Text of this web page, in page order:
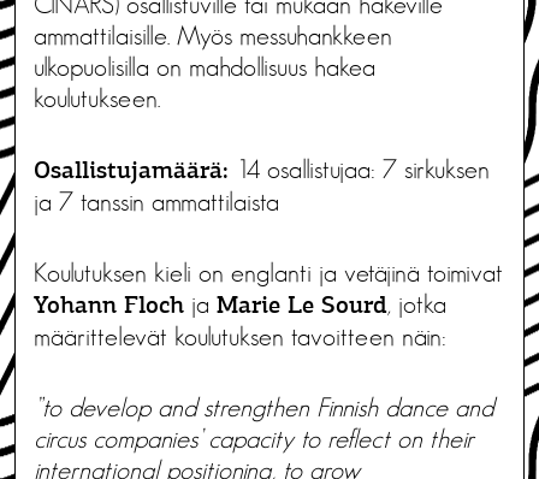
ammattilaisille. Myös messuhankkeen
ulkopuolisilla on mahdollisuus hakea
koulutukseen.
Osallistujamäärä: 14 osallistujaa: 7 sirkuksen
ja 7 tanssin ammattilaista
Koulutuksen kieli on englanti ja vetäjinä toimivat
Yohann Floch ja Marie Le Sourd, jotka
määrittelevät koulutuksen tavoitteen näin:
”to develop and strengthen Finnish dance and
circus companies’ capacity to reflect on their
international positioning, to grow